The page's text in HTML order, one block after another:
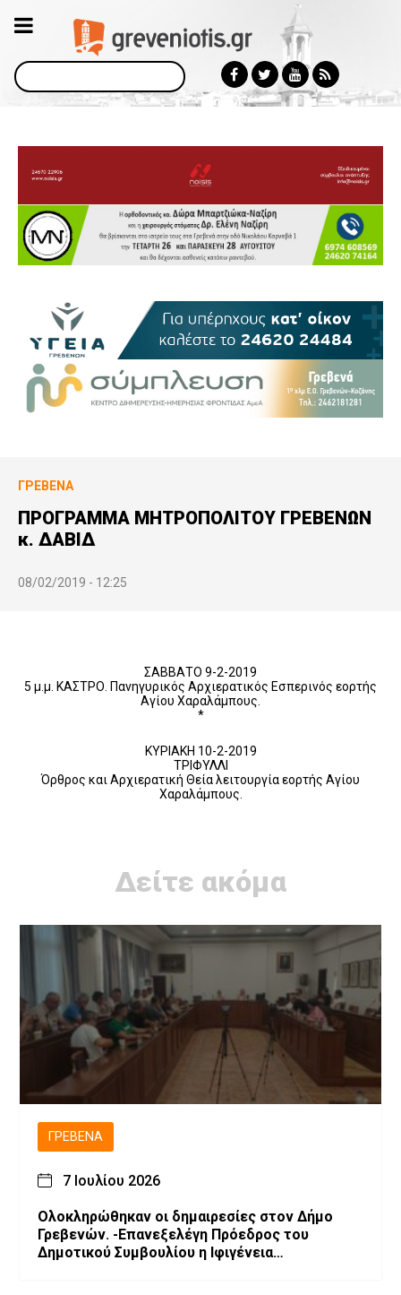
Αναζήτηση
ΓΡΕΒΕΝΆ
ΠΡΟΓΡΑΜΜΑ ΜΗΤΡΟΠΟΛΙΤΟΥ ΓΡΕΒΕΝΩΝ
κ. ΔΑΒΙΔ
08/02/2019 - 12:25
ΣΑΒΒΑΤΟ 9-2-2019
5 μ.μ. ΚΑΣΤΡΟ. Πανηγυρικός Αρχιερατικός Εσπερινός εορτής
Αγίου Χαραλάμπους.
*
KΥΡΙΑΚΗ 10-2-2019
ΤΡΙΦΥΛΛΙ
Όρθρος και Αρχιερατική Θεία λειτουργία εορτής Αγίου
Χαραλάμπους.
Δείτε ακόμα
ΓΡΕΒΕΝΆ
7 Ιουλίου 2026
Ολοκληρώθηκαν οι δημαιρεσίες στον Δήμο
Γρεβενών. -Επανεξελέγη Πρόεδρος του
Δημοτικού Συμβουλίου η Ιφιγένεια